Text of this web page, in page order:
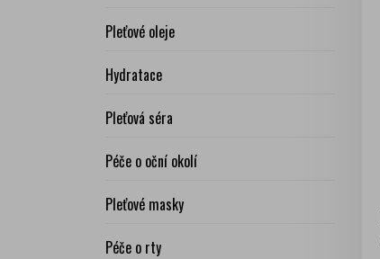
Pleťové oleje
Hydratace
Pleťová séra
Péče o oční okolí
Pleťové masky
Péče o rty